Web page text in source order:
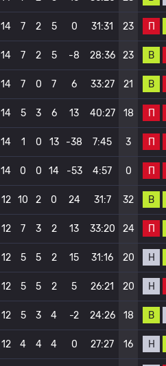
14 7 2 5 0 31:31 23 П
14 7 2 5 -8 28:36 23 В
14 7 0 7 6 33:27 21 В
14 5 3 6 13 40:27 18 П
14 1 0 13 -38 7:45 3 П
14 0 0 14 -53 4:57 0 П
12 10 2 0 24 31:7 32 В
12 7 3 2 13 33:20 24 П
12 5 5 2 15 31:16 20 Н
12 5 5 2 5 26:21 20 Н
12 5 3 4 -2 24:26 18 В
12 4 4 4 0 27:27 16 Н